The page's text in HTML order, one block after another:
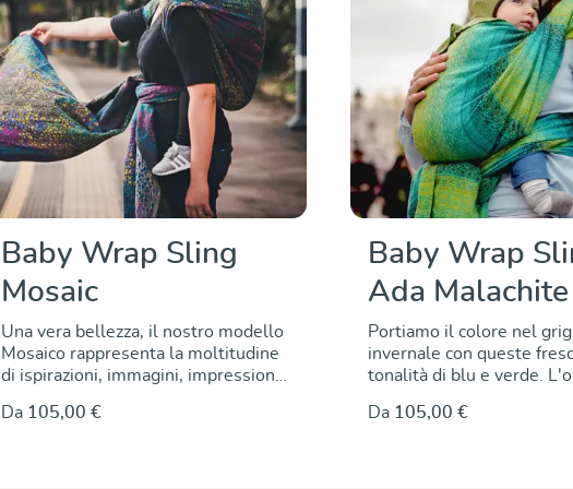
Baby Wrap Sling
Mosaic
Una vera bellezza, il nostro modello
Mosaico rappresenta la moltitudine
di ispirazioni, immagini, impressioni
clienti e famiglie di babywearing. È
Da 105,00 €
Baby Wrap
Ada Malachite
Portiamo il colore nel
invernale con queste
tonalità di blu e verde.
armoniosamente con i fili
Da 105,00 €